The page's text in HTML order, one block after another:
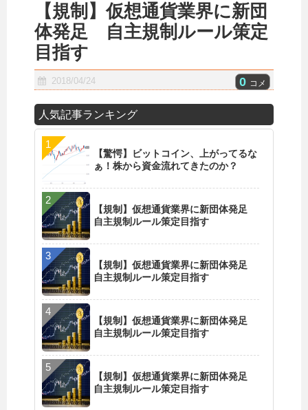
【規制】仮想通貨業界に新団
体発足 自主規制ルール策定
目指す
2018/04/24 0 コメ
人気記事ランキング
【驚愕】ビットコイン、上がってるな
ぁ！株から資金流れてきたのか？
【規制】仮想通貨業界に新団体発足
自主規制ルール策定目指す
【規制】仮想通貨業界に新団体発足
自主規制ルール策定目指す
【規制】仮想通貨業界に新団体発足
自主規制ルール策定目指す
【規制】仮想通貨業界に新団体発足
自主規制ルール策定目指す